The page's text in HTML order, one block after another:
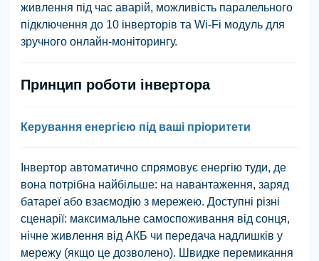
живлення під час аварій, можливість паралельного
підключення до 10 інверторів та Wi-Fi модуль для
зручного онлайн-моніторингу.
Принцип роботи інвертора
Керування енергією під ваші пріоритети
Інвертор автоматично спрямовує енергію туди, де
вона потрібна найбільше: на навантаження, заряд
батареї або взаємодію з мережею. Доступні різні
сценарії: максимальне самоспоживання від сонця,
нічне живлення від АКБ чи передача надлишків у
мережу (якщо це дозволено). Швидке перемикання